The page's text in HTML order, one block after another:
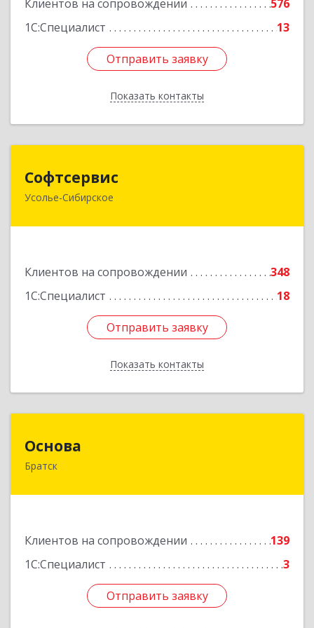
Клиентов на сопровождении
576
1С:Специалист
13
Отправить заявку
Показать контакты
Отправить заявку
Назад
Софтсервис
Усолье-Сибирское
Клиентов на сопровождении
348
1С:Специалист
18
Отправить заявку
Показать контакты
665451, Иркутская обл, Усолье-Сибирское г,
Отправить заявку
Назад
Основа
Братск
Клиентов на сопровождении
139
1С:Специалист
3
Отправить заявку
Отправить заявку